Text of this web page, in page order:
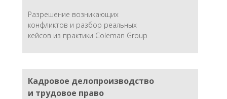
Кадровое делопроизводство
и трудовое право
Разрешение возникающих
конфликтов и разбор реальных
кейсов из практики Coleman Group